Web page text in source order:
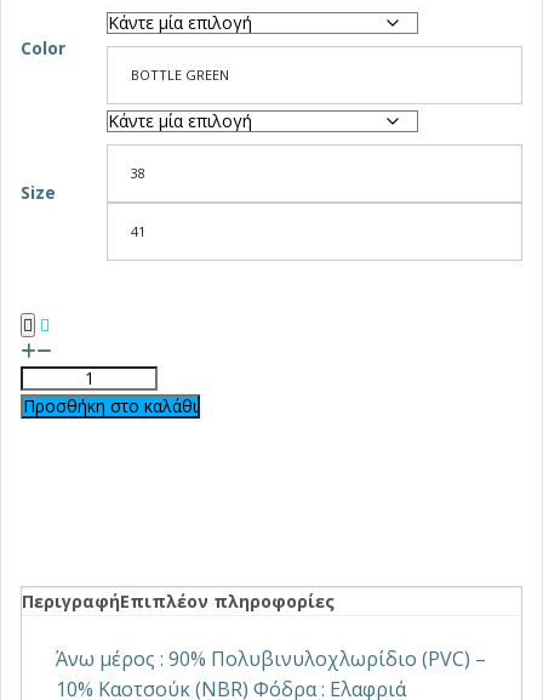
Color
BOTTLE GREEN
Size
38
41
Προσθήκη στο καλάθι
ΠεριγραφήΕπιπλέον πληροφορίες
Άνω μέρος : 90% Πολυβινυλοχλωρίδιο (PVC) –
10% Καοτσούκ (NBR) Φόδρα : Eλαφριά